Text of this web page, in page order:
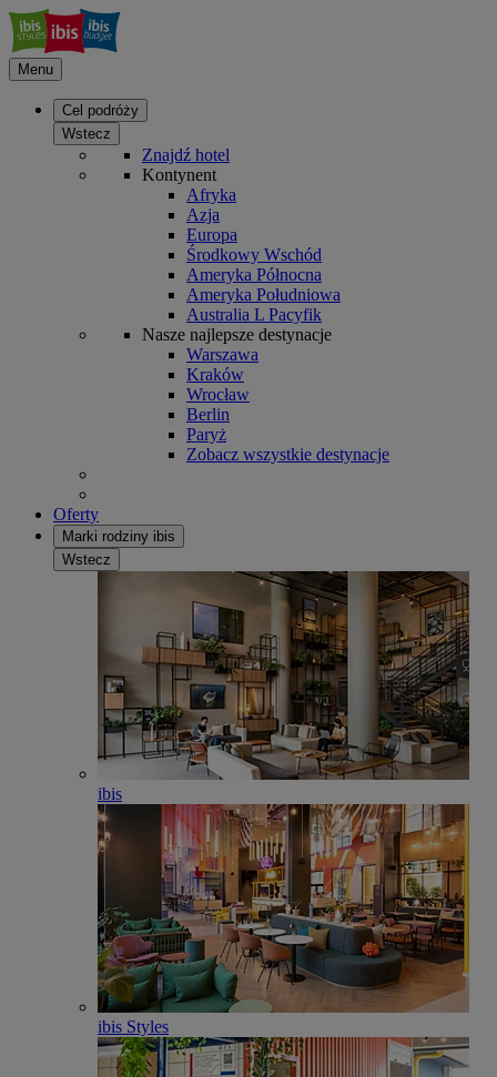
Menu
Cel podróży
Wstecz
Znajdź hotel
Kontynent
Afryka
Azja
Europa
Środkowy Wschód
Ameryka Północna
Ameryka Południowa
Australia L Pacyfik
Nasze najlepsze destynacje
Warszawa
Kraków
Wrocław
Berlin
Paryż
Zobacz wszystkie destynacje
Oferty
Marki rodziny ibis
Wstecz
ibis
ibis Styles